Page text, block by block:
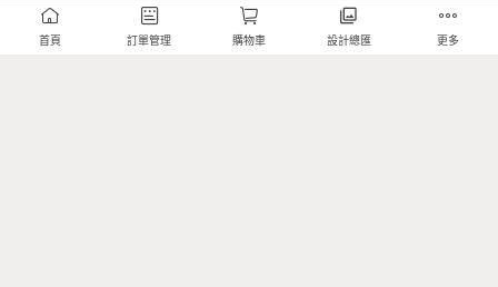
不要切斷單字｜標識設計
首頁 訂單管理 購物車 設計總匯 更多